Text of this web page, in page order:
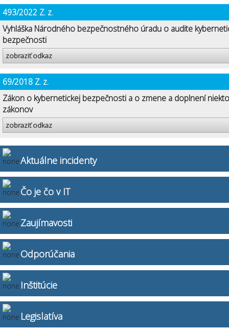
493/2022 Z. z.
Vyhláška Národného bezpečnostného úradu o audite
bezpečnosti
zobraziť odkaz
69/2018 Z. z.
Zákon o kybernetickej bezpečnosti a o zmene a doplnení
zákonov
zobraziť odkaz
Aktuálne incidenty
Čo je čo v IT
Zaujímavosti
Odporúčania
Inštitúcie
Legislatíva